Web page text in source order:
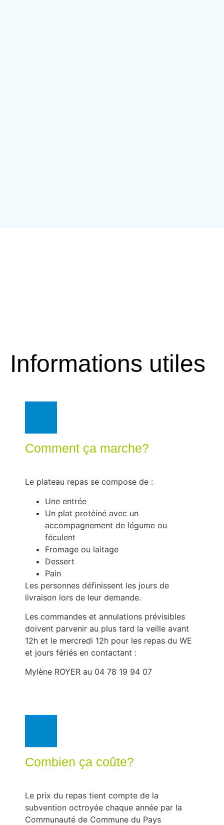
Informations utiles
Comment ça marche?
Le plateau repas se compose de :
Une entrée
Un plat protéiné avec un
accompagnement de légume ou
féculent
Fromage ou laitage
Dessert
Pain
Les personnes définissent les jours de
livraison lors de leur demande.
Les commandes et annulations prévisibles
doivent parvenir au plus tard la veille avant
12h et le mercredi 12h pour les repas du WE
et jours fériés en contactant :
Mylène ROYER au 04 78 19 94 07
Combien ça coûte?
Le prix du repas tient compte de la
subvention octroyée chaque année par la
Communauté de Commune du Pays